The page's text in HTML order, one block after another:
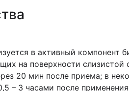
в активный
на поверхности
20 мин после приема; в
– 3 часами после